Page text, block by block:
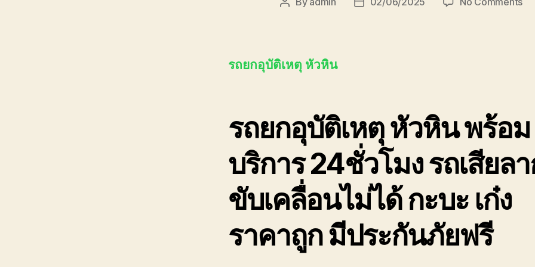
Post
Post
รถยกอุบัติเหตุ หัวหิน
รถยกอุบัติเหตุ หัวหิน พร้อม
บริการ 24ชั่วโมง รถเสียล
ขับเคลื่อนไม่ได้ กะบะ เก๋ง
ราคาถูก มีประกันภัยฟรี